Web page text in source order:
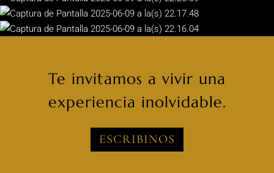
Te invitamos a vivir una
experiencia inolvidable.
ESCRIBINOS